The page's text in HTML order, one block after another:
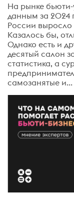
На рынке бьюти-
данным за 2024
России выросло
Казалось бы,
Однако есть и
десятый салон
статистика, а
самозанятые и...